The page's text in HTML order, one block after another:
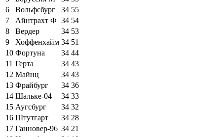
6
Вольфсбург 34 55
7
Айнтрахт Ф 34 54
8
Вердер 34 53
9
Хоффенхайм 34 51
10 Фортуна 34 44
11 Герта 34 43
12 Майнц 34 43
13 Фрайбург 34 36
14 Шальке-04 34 33
15 Аугсбург 34 32
16 Штутгарт 34 28
17 Ганновер-96 34 21